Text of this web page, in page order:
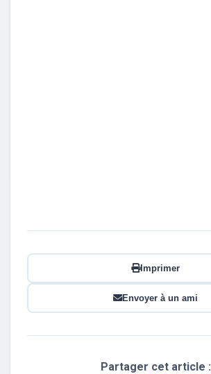
Imprimer
Envoyer à un ami
Partager cet article :